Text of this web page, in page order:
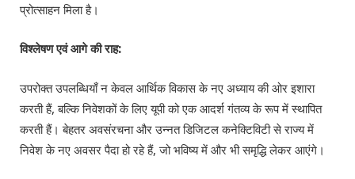
प्रोत्साहन मिला है।
विश्लेषण एवं आगे की राह:
उपरोक्त उपलब्धियाँ न केवल आर्थिक विकास के नए अध्याय की ओर इशारा
करती हैं, बल्कि निवेशकों के लिए यूपी को एक आदर्श गंतव्य के रूप में स्थापित
करती हैं। बेहतर अवसंरचना और उन्नत डिजिटल कनेक्टिविटी से राज्य में
निवेश के नए अवसर पैदा हो रहे हैं, जो भविष्य में और भी समृद्धि लेकर आएंगे।